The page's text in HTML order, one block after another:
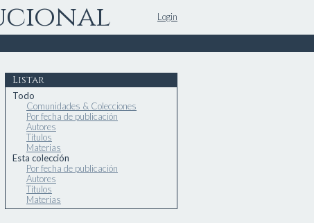
Login
Listar
Todo
Comunidades & Colecciones
Por fecha de publicación
Autores
Títulos
Materias
Esta colección
Por fecha de publicación
Autores
Títulos
Materias